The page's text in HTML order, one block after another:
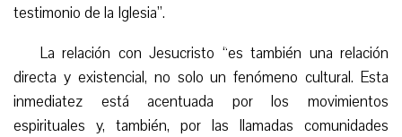
testimonio de la Iglesia”.
La relación con Jesucristo “es también una relación
directa y existencial, no solo un fenómeno cultural. Esta
inmediatez está acentuada por los movimientos
espirituales y, también, por las llamadas comunidades